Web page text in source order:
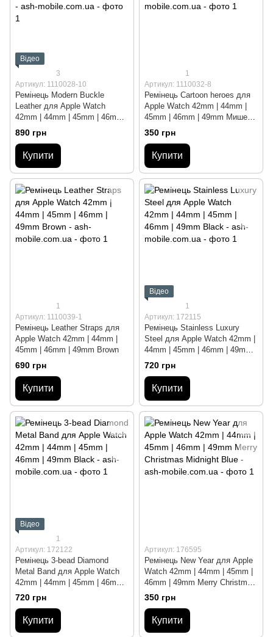
Відео
3
Артикул: 1110028-10
Ремінець Modern Buckle
Leather для Apple Watch
42mm | 44mm | 45mm | 46mm |
49mm Orange/Black
890 грн
Купити
1
Артикул: 1110032-8
Ремінець Cartoon heroes для
Apple Watch 42mm | 44mm |
45mm | 46mm | 49mm Мишеня
Red
350 грн
Купити
1
Артикул: 1110039-1
Ремінець Leather Straps для
Apple Watch 42mm | 44mm |
45mm | 46mm | 49mm Brown
690 грн
Купити
Відео
1
Артикул: 172115
Ремінець Stainless Luxury
Steel для Apple Watch 42mm |
44mm | 45mm | 46mm | 49mm
Black
720 грн
Купити
Відео
1
Артикул: 172122
Ремінець 3-bead Diamond
Metal Band для Apple Watch
42mm | 44mm | 45mm | 46mm |
49mm Black
720 грн
Купити
Артикул: 176595
Ремінець New Year для Apple
Watch 42mm | 44mm | 45mm |
46mm | 49mm Merry Christmas
Midnight Blue
350 грн
Купити